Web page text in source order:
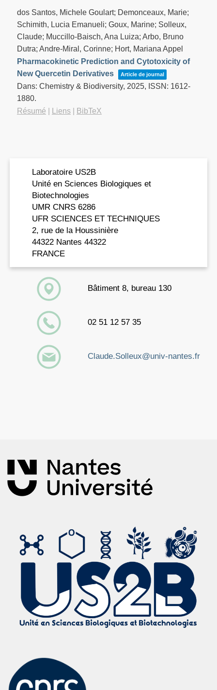
dos Santos, Michele Goulart; Demonceaux, Marie;
Schimith, Lucia Emanueli; Goux, Marine; Solleux,
Claude; Muccillo‐Baisch, Ana Luiza; Arbo, Bruno
Dutra; Andre‐Miral, Corinne; Hort, Mariana Appel
Pharmacokinetic Prediction and Cytotoxicity of
New Quercetin Derivatives
Article de journal
Dans: Chemistry & Biodiversity, 2025, ISSN: 1612-
1880.
Résumé
Liens BibTeX
Laboratoire US2B
Unité en Sciences Biologiques et
Biotechnologies
UMR CNRS 6286
UFR SCIENCES ET TECHNIQUES
2, rue de la Houssinière
44322 Nantes 44322
FRANCE
Bâtiment 8, bureau 130
02 51 12 57 35
Claude.Solleux@univ-nantes.fr